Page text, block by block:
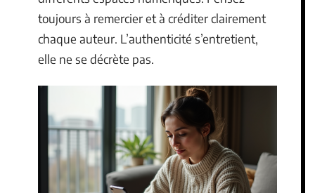
toujours à remercier et à créditer clairement
chaque auteur. L’authenticité s’entretient,
elle ne se décrète pas.